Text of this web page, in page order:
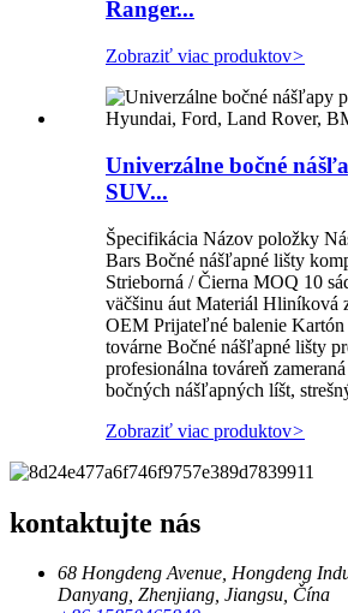
Ranger...
Zobraziť viac produktov>
Univerzálne bočné
SUV...
Špecifikácia Názov položky
Bars Bočné nášľapné lišty
Strieborná / Čierna MOQ 10
väčšinu áut Materiál Hliníková
OEM Prijateľné balenie Kartón
továrne Bočné nášľapné lišty
profesionálna továreň
bočných nášľapných líšt,
Zobraziť viac produktov>
kontaktujte nás
68 Hongdeng Avenue, Hongdeng
Danyang, Zhenjiang, Jiangsu, Čína